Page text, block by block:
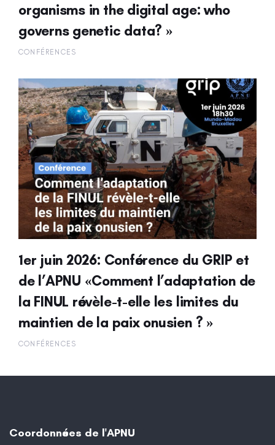
organisms in the digital age: who
governs genetic data? »
CONFÉRENCES
1er juin 2026: Conférence du GRIP et
de l’APNU «Comment l’adaptation de
la FINUL révèle-t-elle les limites du
maintien de la paix onusien ? »
CONFÉRENCES
Coordonnées de l'APNU